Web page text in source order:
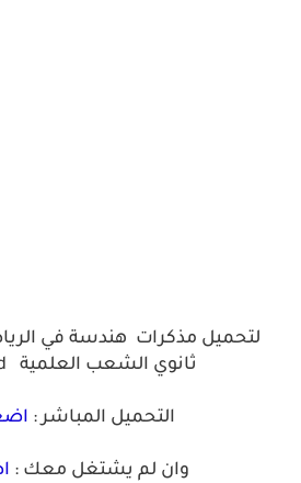
لتحميل مذكرات هندسة في
ثانوي الشعب العلمية
التحميل المباشر :
وان لم يشتغل معك :